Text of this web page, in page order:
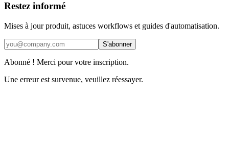
Restez informé
Mises à jour produit, astuces workflows et guides d'automatisation.
S'abonner
Abonné ! Merci pour votre inscription.
Une erreur est survenue, veuillez réessayer.